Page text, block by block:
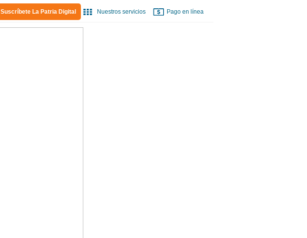
Suscríbete La Patria Digital Nuestros servicios Pago en línea